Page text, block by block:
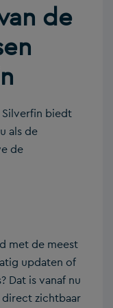
de
Silverfin biedt
als de
de
met de meest
updaten of
Dat is vanaf nu
zichtbaar